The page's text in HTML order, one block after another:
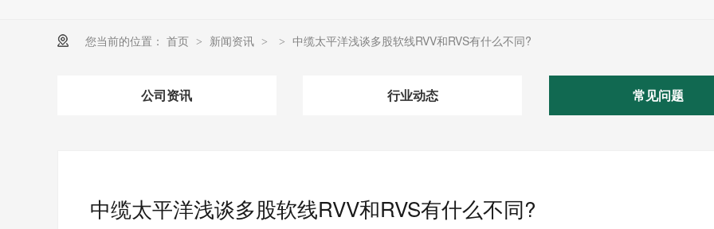
您当前的位置： 首页 > 新闻资讯 > > 中缆太平洋浅谈多股软线RVV和RVS有什么不同?
公司资讯 行业动态 常见问题
中缆太平洋浅谈多股软线RVV和RVS有什么不同?